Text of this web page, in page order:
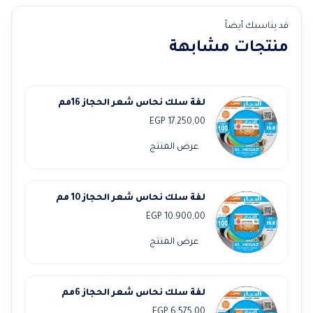
قد يناسبك أيضاً
منتجات مشابهة
لفة سلك نحاس شعر الحجاز 16مم
17.250,00
EGP
عرض المنتج
لفة سلك نحاس شعر الحجاز 10 مم
10.900,00
EGP
عرض المنتج
لفة سلك نحاس شعر الحجاز 6مم